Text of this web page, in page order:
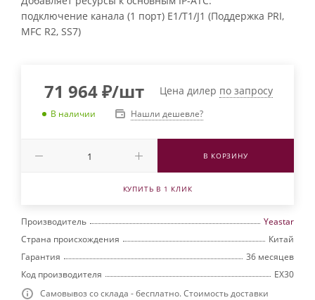
подключение канала (1 порт) E1/T1/J1 (Поддержка PRI,
MFC R2, SS7)
71 964₽/шт Цена дилер по запросу
В наличии Нашли дешевле?
В КОРЗИНУ
КУПИТЬ В 1 КЛИК
Производитель
Yeastar
Страна происхождения
Китай
Гарантия
36 месяцев
Код производителя
EX30
Самовывоз со склада - бесплатно. Стоимость доставки